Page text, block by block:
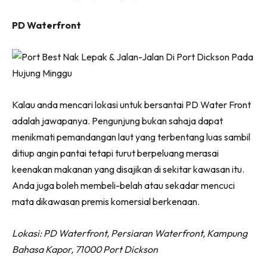
PD Waterfront
Kalau anda mencari lokasi untuk bersantai PD Water Front
adalah jawapanya. Pengunjung bukan sahaja dapat
menikmati pemandangan laut yang terbentang luas sambil
ditiup angin pantai tetapi turut berpeluang merasai
keenakan makanan yang disajikan di sekitar kawasan itu.
Anda juga boleh membeli-belah atau sekadar mencuci
mata dikawasan premis komersial berkenaan.
Lokasi: PD Waterfront, Persiaran Waterfront, Kampung
Bahasa Kapor, 71000 Port Dickson